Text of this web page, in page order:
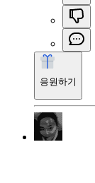
응원하기